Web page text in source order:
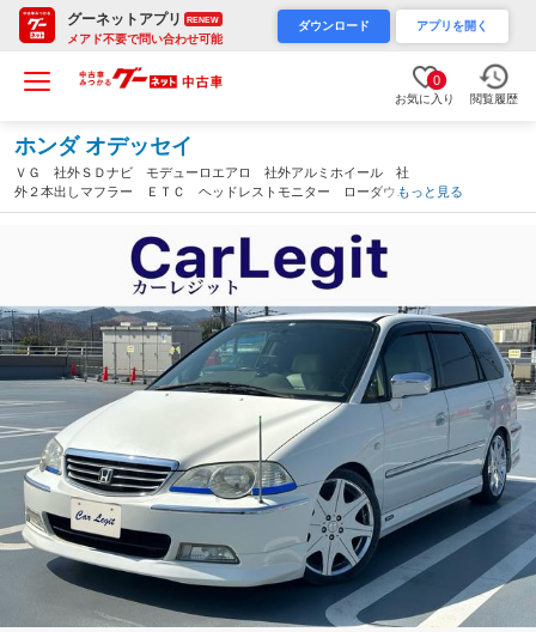
グーネットアプリ RENEW
メアド不要で問い合わせ可能
ダウンロード アプリを開く
0
お気に入り 閲覧履歴
ホンダ オデッセイ
ＶＧ 社外ＳＤナビ モデューロエアロ 社外アルミホイール 社
外２本出しマフラー ＥＴＣ ヘッドレストモニター ローダウ
ン フルセグＴＶ キーレス シートカバー（神奈川県）
もっと見る